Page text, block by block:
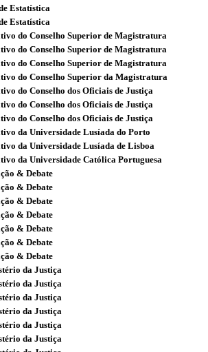
Estatística
Estatística
do Conselho Superior de Magistratura
do Conselho Superior de Magistratura
do Conselho Superior de Magistratura
do Conselho Superior da Magistratura
do Conselho dos Oficiais de Justiça
do Conselho dos Oficiais de Justiça
do Conselho dos Oficiais de Justiça
da Universidade Lusíada do Porto
da Universidade Lusíada de Lisboa
da Universidade Católica Portuguesa
& Debate
& Debate
& Debate
& Debate
& Debate
& Debate
& Debate
da Justiça
da Justiça
da Justiça
da Justiça
da Justiça
da Justiça